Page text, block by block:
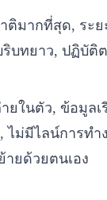
ติมากที่สุด, ระ
บทยาว, ปฏิบัติ
ยในตัว, ข้อมูลเ
ไม่มีไลน์การทำ
ยด้วยตนเอง